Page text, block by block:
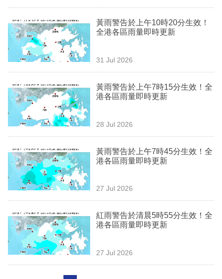
區
黃雨警告於上午10時20分生效！
全港各區雨量即時更新
31 Jul 2026
黃雨警告於上午7時15分生效！全
港各區雨量即時更新
28 Jul 2026
黃雨警告於上午7時45分生效！全
港各區雨量即時更新
27 Jul 2026
紅雨警告於清晨5時55分生效！全
港各區雨量即時更新
27 Jul 2026